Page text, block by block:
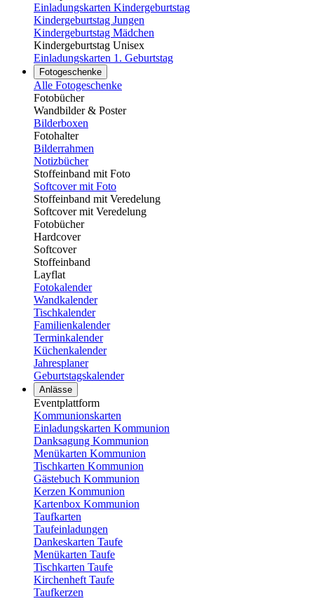
Einladungskarten Kindergeburtstag
Kindergeburtstag Jungen
Kindergeburtstag Mädchen
Kindergeburtstag Unisex
Einladungskarten 1. Geburtstag
Fotogeschenke
Alle Fotogeschenke
Fotobücher
Wandbilder & Poster
Bilderboxen
Fotohalter
Bilderrahmen
Notizbücher
Stoffeinband mit Foto
Softcover mit Foto
Stoffeinband mit Veredelung
Softcover mit Veredelung
Fotobücher
Hardcover
Softcover
Stoffeinband
Layflat
Fotokalender
Wandkalender
Tischkalender
Familienkalender
Terminkalender
Küchenkalender
Jahresplaner
Geburtstagskalender
Anlässe
Eventplattform
Kommunionskarten
Einladungskarten Kommunion
Danksagung Kommunion
Menükarten Kommunion
Tischkarten Kommunion
Gästebuch Kommunion
Kerzen Kommunion
Kartenbox Kommunion
Taufkarten
Taufeinladungen
Dankeskarten Taufe
Menükarten Taufe
Tischkarten Taufe
Kirchenheft Taufe
Taufkerzen